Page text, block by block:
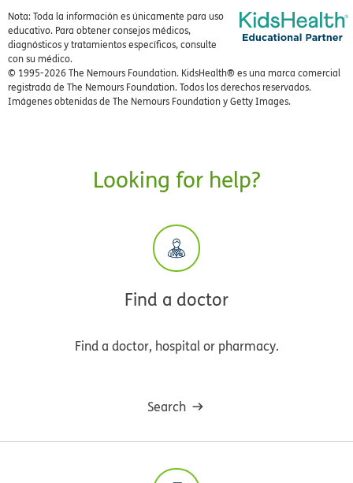
Nota: Toda la información es únicamente para uso
educativo. Para obtener consejos médicos,
diagnósticos y tratamientos específicos, consulte
con su médico.
© 1995-2026 The Nemours Foundation. KidsHealth® es una marca comercial
registrada de The Nemours Foundation. Todos los derechos reservados.
Imágenes obtenidas de The Nemours Foundation y Getty Images.
Looking for help?
Find a doctor
Find a doctor, hospital or pharmacy.
Search